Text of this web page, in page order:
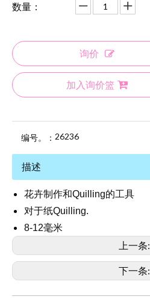
数量：
询价
加入询价篮
编号。： 26236
描述
花卉制作和Quilling的工具
对于纸Quilling.
8-12毫米
上一条:
下一条: